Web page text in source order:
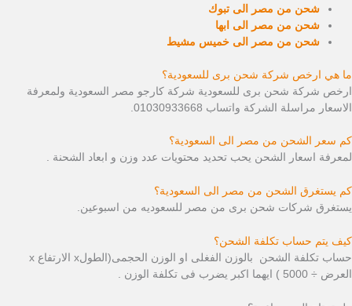
شحن من مصر الى تبوك
شحن من مصر الى ابها
شحن من مصر الى خميس مشيط
ما هي ارخص شركة شحن برى للسعودية؟
ارخص شركة شحن برى للسعودية شركة كارجو مصر السعودية ولمعرفة
الاسعار مراسلة الشركة واتساب 01030933668.
كم سعر الشحن من مصر الى السعودية؟
لمعرفة اسعار الشحن يحب تحديد محتويات عدد وزن و ابعاد الشحنة .
كم يستغرق الشحن من مصر الى السعودية؟
يستغرق شركات شحن برى من مصر للسعوديه من اسبوعين.
كيف يتم حساب تكلفة الشحن؟
حساب تكلفة الشحن بالوزن الفغلى او الوزن الحجمى(الطولx الارتفاع x
العرض ÷ 5000 ) ايهما اكبر يضرب فى تكلفة الوزن .